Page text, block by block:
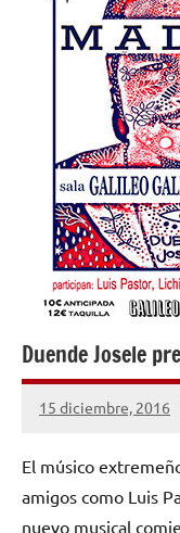
Duende Josele
15 diciembre, 2016
No
comentarios
El músico
amigos como Luis
nuevo musical